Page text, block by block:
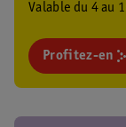
Valable du 4 au
Profitez-en